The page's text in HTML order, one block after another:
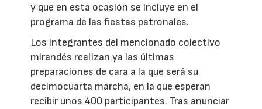
y que en esta ocasión se incluye en el
programa de las fiestas patronales.
Los integrantes del mencionado colectivo
mirandés realizan ya las últimas
preparaciones de cara a la que será su
decimocuarta marcha, en la que esperan
recibir unos 400 participantes. Tras anunciar